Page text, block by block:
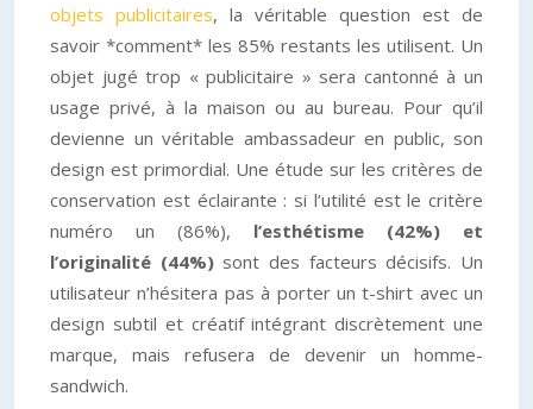
objets publicitaires, la véritable question est de
savoir *comment* les 85% restants les utilisent. Un
objet jugé trop « publicitaire » sera cantonné à un
usage privé, à la maison ou au bureau. Pour qu’il
devienne un véritable ambassadeur en public, son
design est primordial. Une étude sur les critères de
conservation est éclairante : si l’utilité est le critère
numéro un (86%), l’esthétisme (42%) et
l’originalité (44%)sont des facteurs décisifs. Un
utilisateur n’hésitera pas à porter un t-shirt avec un
design subtil et créatif intégrant discrètement une
marque, mais refusera de devenir un homme-
sandwich.